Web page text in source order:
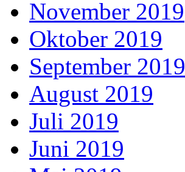
November 2019
Oktober 2019
September 2019
August 2019
Juli 2019
Juni 2019